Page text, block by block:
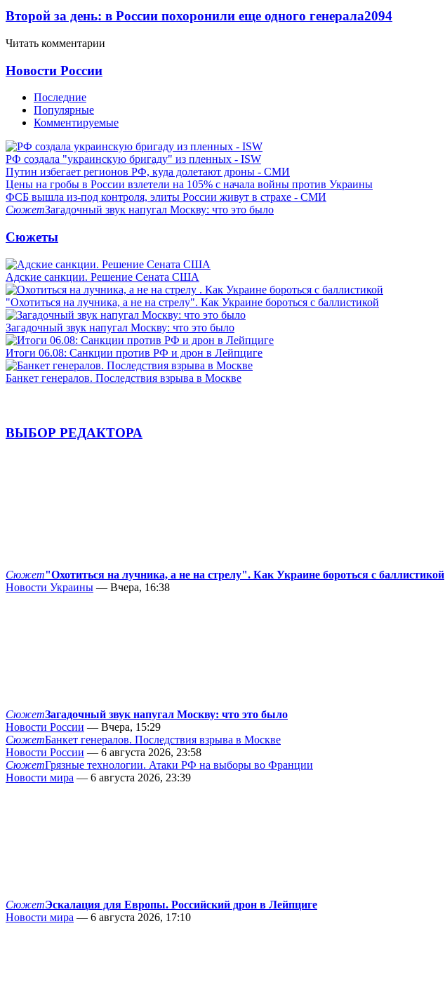
Второй за день: в России похоронили еще одного генерала2094
Читать комментарии
Новости России
Последние
Популярные
Комментируемые
РФ создала "украинскую бригаду" из пленных - ISW
Путин избегает регионов РФ, куда долетают дроны - СМИ
Цены на гробы в России взлетели на 105% с начала войны против Украины
ФСБ вышла из-под контроля, элиты России живут в страхе - СМИ
СюжетЗагадочный звук напугал Москву: что это было
Сюжеты
Адские санкции. Решение Сената США
"Охотиться на лучника, а не на стрелу". Как Украине бороться с баллистикой
Загадочный звук напугал Москву: что это было
Итоги 06.08: Санкции против РФ и дрон в Лейпциге
Банкет генералов. Последствия взрыва в Москве
ВЫБОР РЕДАКТОРА
Сюжет"Охотиться на лучника, а не на стрелу". Как Украине бороться с баллистикой
Новости Украины — Вчера, 16:38
СюжетЗагадочный звук напугал Москву: что это было
Новости России — Вчера, 15:29
СюжетБанкет генералов. Последствия взрыва в Москве
Новости России — 6 августа 2026, 23:58
СюжетГрязные технологии. Атаки РФ на выборы во Франции
Новости мира — 6 августа 2026, 23:39
СюжетЭскалация для Европы. Российский дрон в Лейпциге
Новости мира — 6 августа 2026, 17:10